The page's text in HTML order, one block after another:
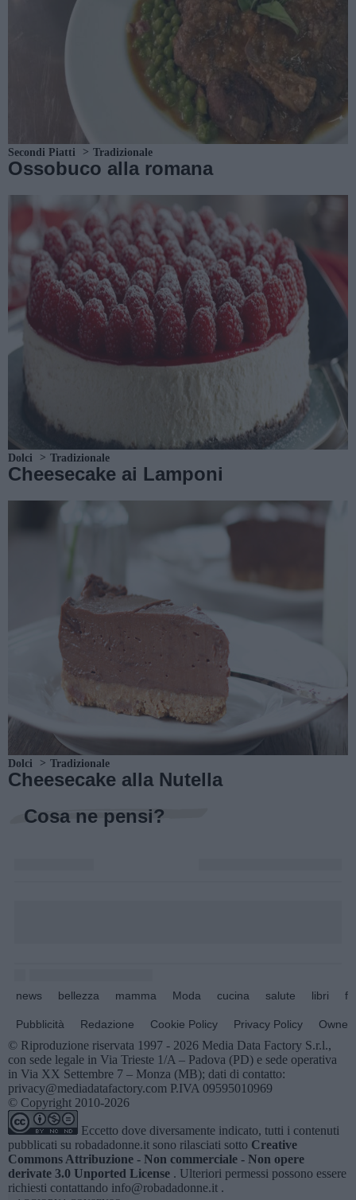
Secondi Piatti Tradizionale
Ossobuco alla romana
Dolci Tradizionale
Cheesecake ai Lamponi
Dolci Tradizionale
Cheesecake alla Nutella
Cosa ne pensi?
news bellezza mamma Moda cucina salute libri
Pubblicità Redazione Cookie Policy Privacy Policy
© Riproduzione riservata 1997 - 2026 Media Data Factory S.r.l.,
con sede legale in Via Trieste 1/A – Padova (PD) e sede operativa
in Via XX Settembre 7 – Monza (MB); dati di contatto:
privacy@mediadatafactory.com P.IVA 09595010969
© Copyright 2010-2026
Eccetto dove diversamente indicato, tutti i contenuti
pubblicati su robadadonne.it sono rilasciati sotto Creative
Commons Attribuzione - Non commerciale - Non opere
derivate 3.0 Unported License . Ulteriori permessi possono essere
richiesti contattando info@robadadonne.it .